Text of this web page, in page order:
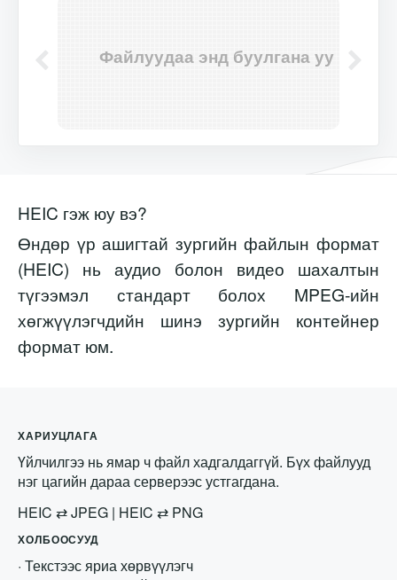
Файлуудаа энд буулгана уу
HEIC гэж юу вэ?
Өндөр үр ашигтай зургийн файлын формат
(HEIC) нь аудио болон видео шахалтын
түгээмэл стандарт болох MPEG-ийн
хөгжүүлэгчдийн шинэ зургийн контейнер
формат юм.
ХАРИУЦЛАГА
Үйлчилгээ нь ямар ч файл хадгалдаггүй. Бүх файлууд
нэг цагийн дараа серверээс устгагдана.
HEIC ⇄JPEG | HEIC ⇄ PNG
ХОЛБООСУУД
· Текстээс яриа хөрвүүлэгч